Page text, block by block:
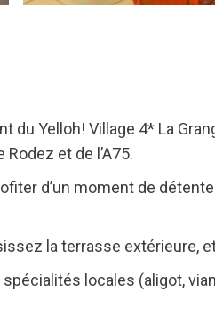
Yelloh! Village 4* La
et de l’A75.
d’un moment de
la terrasse extérieure,
locales (aligot,